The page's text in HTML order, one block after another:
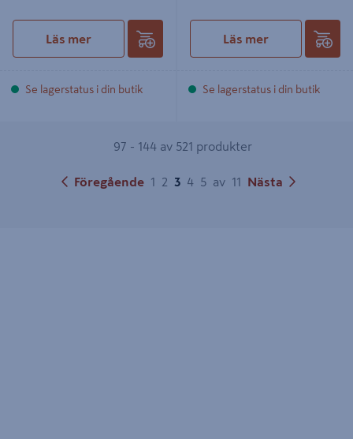
Läs mer
Se lagerstatus i din butik
Läs mer
Se lagerstatus i din butik
97 - 144 av 521 produkter
Föregående 1 2 3 4 5 av 11 Nästa